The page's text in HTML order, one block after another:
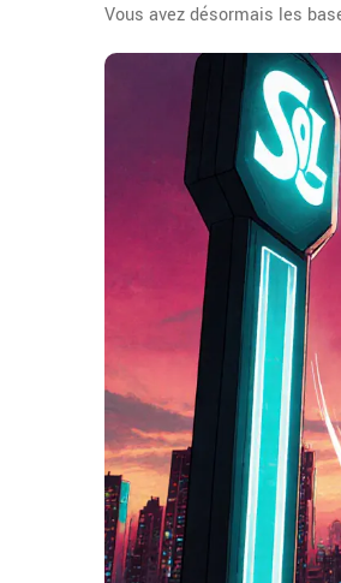
Vous avez désormais les